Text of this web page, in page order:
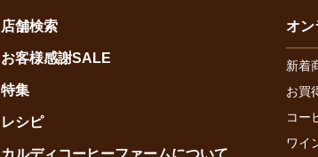
店舗検索
お客様感謝SALE
特集
レシピ
オン
新着
お買
コー
ワイ